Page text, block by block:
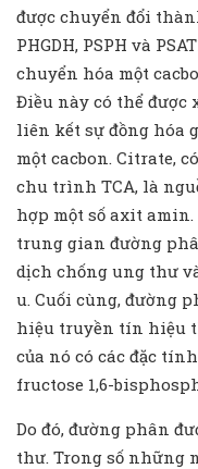
được chuyển đổi
PHGDH, PSPH và
chuyển hóa một
Điều này có thể được
liên kết sự đồng hóa
một cacbon. Citrate,
chu trình TCA, là
hợp một số axit
trung gian đường
dịch chống ung thư
u. Cuối cùng, đường
hiệu truyền tín hiệu
của nó có các đặc
fructose 1,6-
Do đó, đường phân
thư. Trong số những